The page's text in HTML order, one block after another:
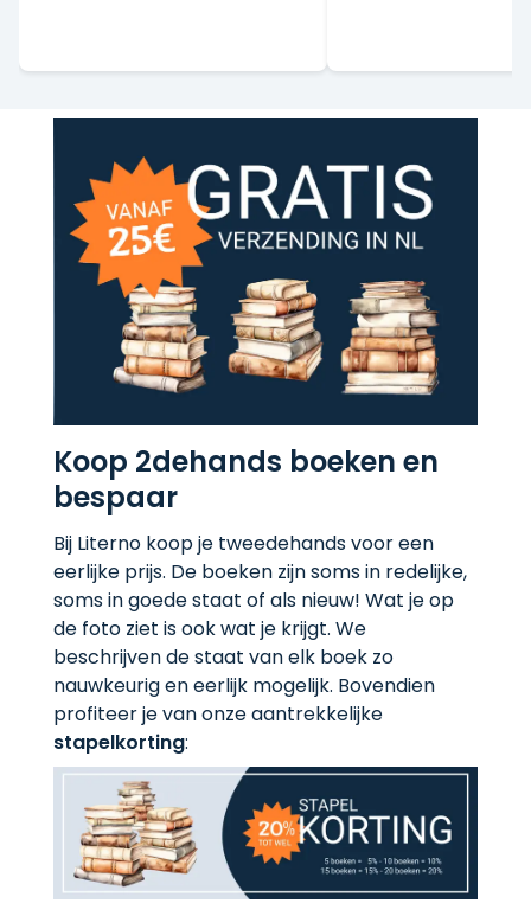
Koop 2dehands boeken en
bespaar
Bij Literno koop je tweedehands voor een
eerlijke prijs. De boeken zijn soms in redelijke,
soms in goede staat of als nieuw! Wat je op
de foto ziet is ook wat je krijgt. We
beschrijven de staat van elk boek zo
nauwkeurig en eerlijk mogelijk. Bovendien
profiteer je van onze aantrekkelijke
stapelkorting: